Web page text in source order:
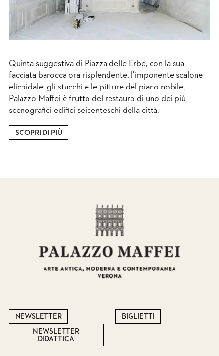
Quinta suggestiva di Piazza delle Erbe, con la sua
facciata barocca ora risplendente, l’imponente scalone
elicoidale, gli stucchi e le pitture del piano nobile,
Palazzo Maffei è frutto del restauro di uno dei più
scenografici edifici seicenteschi della città.
SCOPRI DI PIÙ
NEWSLETTER
NEWSLETTER
DIDATTICA
BIGLIETTI